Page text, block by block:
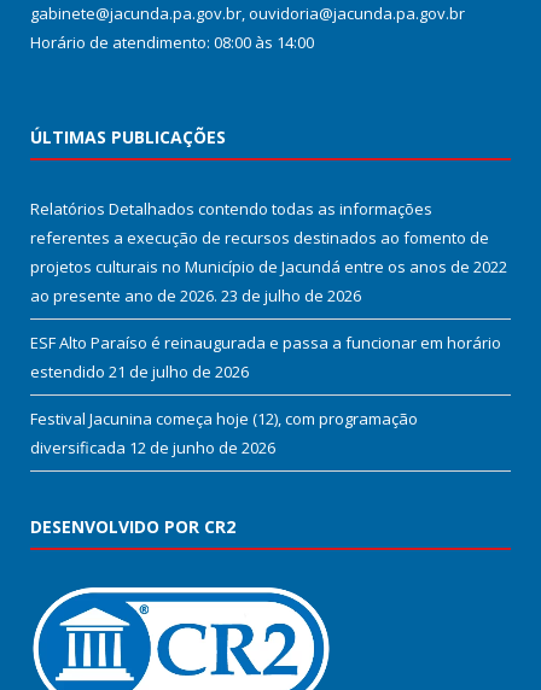
gabinete@jacunda.pa.gov.br, ouvidoria@jacunda.pa.gov.br
Horário de atendimento: 08:00 às 14:00
ÚLTIMAS PUBLICAÇÕES
Relatórios Detalhados contendo todas as informações
referentes a execução de recursos destinados ao fomento de
projetos culturais no Município de Jacundá entre os anos de 2022
ao presente ano de 2026. 23 de julho de 2026
ESF Alto Paraíso é reinaugurada e passa a funcionar em horário
estendido 21 de julho de 2026
Festival Jacunina começa hoje (12), com programação
diversificada 12 de junho de 2026
DESENVOLVIDO POR CR2